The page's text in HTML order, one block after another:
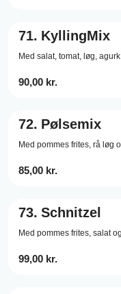
71. KyllingMix
Med salat, tomat, løg,
90,00 kr.
72. Pølsemix
Med pommes frites, rå løg
85,00 kr.
73. Schnitzel
Med pommes frites, salat
99,00 kr.